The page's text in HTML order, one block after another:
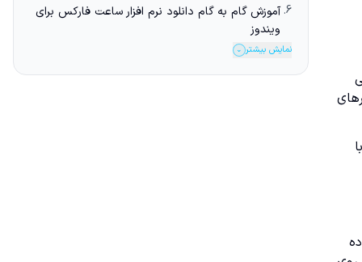
6. آموزش گام به گام دانلود نرم افزار ساعت فارکس برای
ویندوز
نمایش بیشتر ⌄